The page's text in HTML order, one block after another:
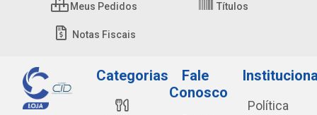
Meus Pedidos Títulos
Notas Fiscais
Categorias
Fale
Conosco
Política